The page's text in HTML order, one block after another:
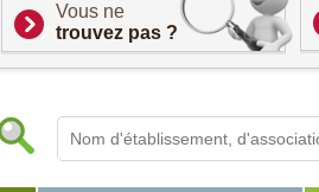
Vous ne
trouvez pas ?